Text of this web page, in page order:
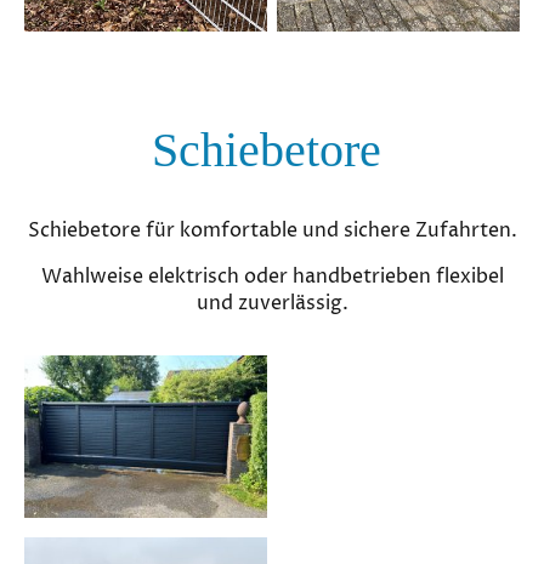
Schiebetore
Schiebetore für komfortable und sichere Zufahrten.
Wahlweise elektrisch oder handbetrieben flexibel
und zuverlässig.